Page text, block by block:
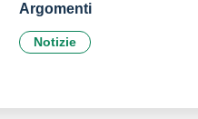
Argomenti
Notizie